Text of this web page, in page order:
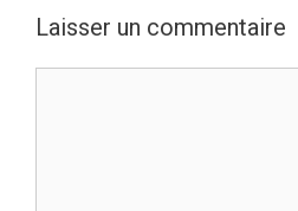
Laisser un commentaire